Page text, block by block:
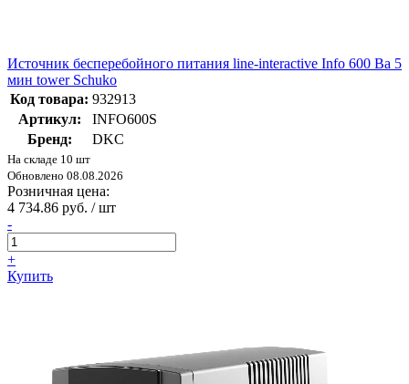
Источник бесперебойного питания line-interactive Info 600 Ва 5
мин tower Schuko
Код товара: 932913
Артикул:
INFO600S
Бренд:
DKC
На складе 10 шт
Обновлено 08.08.2026
Розничная цена:
4 734.86 руб. / шт
-
+
Купить